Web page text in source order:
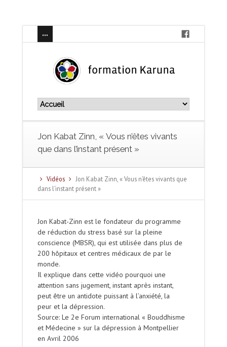
Jon Kabat Zinn, « Vous n’êtes vivants
que dans l’instant présent »
Vidéos
Jon Kabat Zinn, « Vous n’êtes vivants que
dans l’instant présent »
Jon Kabat-Zinn est le fondateur du programme
de réduction du stress basé sur la pleine
conscience (MBSR), qui est utilisée dans plus de
200 hôpitaux et centres médicaux de par le
monde.
Il explique dans cette vidéo pourquoi une
attention sans jugement, instant après instant,
peut être un antidote puissant à l’anxiété, la
peur et la dépression.
Source: Le 2e Forum international « Bouddhisme
et Médecine » sur la dépression à Montpellier
en Avril 2006